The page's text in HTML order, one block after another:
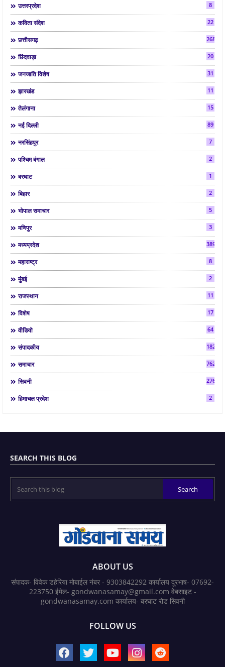
उत्तरप्रदेश 8
कविता संदेश 22
छत्तीसगढ़ 268
छिंदवाड़ा 20
जनजाति विशेष 31
झारखंड 11
तेलंगाना 15
नई दिल्ली 89
नरसिंहपुर 7
पश्चिम बंगाल 2
बरघाट 1
बिहार 2
भोपाल समाचार 5
मणिपुर 3
मध्यप्रदेश 3892
महाराष्ट्र 8
मुंबई 2
राजस्थान 11
विशेष 17
वीडियो 64
संपादकीय 182
समाचार 7624
सिवनी 2763
हिमाचल प्रदेश 2
SEARCH THIS BLOG
ABOUT US
संपादक- विवेक डहेरिया मोबाईल नंबर - 9303842292 कार्यालय दूरभाष- 07692-
223750 ईमेल- gondwanasamay@gmail.com वेबसाइट -
gondwanasamay.com कार्यालय- बरघाट रोड सिवनी
FOLLOW US